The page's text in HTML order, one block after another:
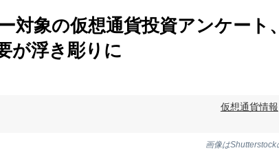
対象の仮想通貨投資アンケート
が浮き彫りに
仮想通貨情報
画像は